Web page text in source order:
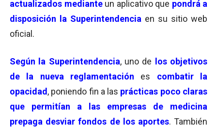
actualizados mediante un aplicativo que pondrá a
disposición la Superintendencia en su sitio web
oficial.
Según la Superintendencia, uno de
los objetivos
de la nueva reglamentación
es combatir la
opacidad , poniendo fin a las prácticas poco claras
que permitían a las empresas de medicina
prepaga desviar fondos de los aportes. También